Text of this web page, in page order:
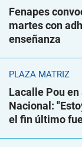
Fenapes
martes con
enseñanza
PLAZA MATRIZ
Lacalle Pou
Nacional:
el fin último